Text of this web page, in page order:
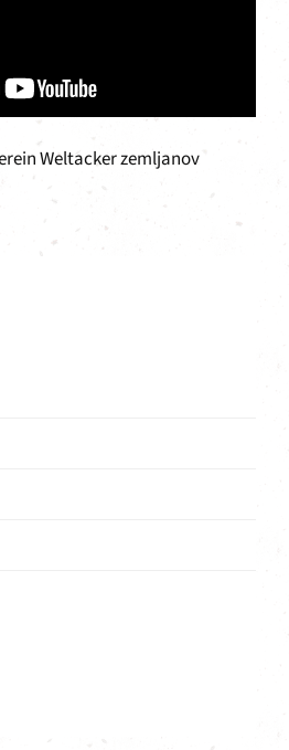
Weltacker zemljanov